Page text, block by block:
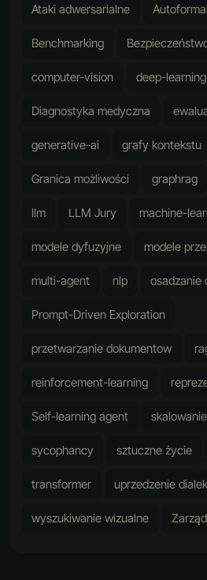
Ataki adwersarialne
Benchmarking
computer-vision deep-learning
Diagnostyka medyczna
generative-ai grafy kontekstu
Granica możliwości graphrag
llm LLM Jury machine-
modele dyfuzyjne modele
multi-agent nlp osadzanie
Prompt-Driven Exploration
przetwarzanie dokumentow
reinforcement-learning
Self-learning agent
sycophancy sztuczne życie
transformer uprzedzenie
wyszukiwanie wizualne